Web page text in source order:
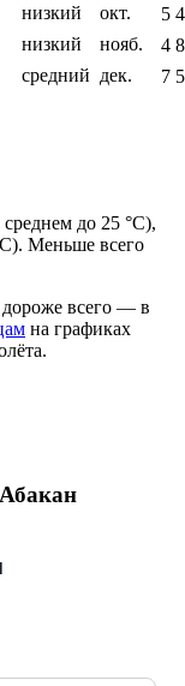
низкий окт.
5
низкий нояб.
4
средний дек. 7
до 25 °C),
Меньше всего
дороже всего — в
на графиках